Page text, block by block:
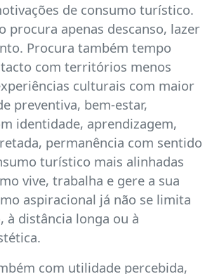
de consumo turístico.
procura apenas descanso, lazer
Procura também tempo
com territórios menos
culturais com maior
preventiva, bem-estar,
identidade, aprendizagem,
permanência com sentido
turístico mais alinhadas
vive, trabalha e gere a sua
aspiracional já não se limita
à distância longa ou à
com utilidade percebida,